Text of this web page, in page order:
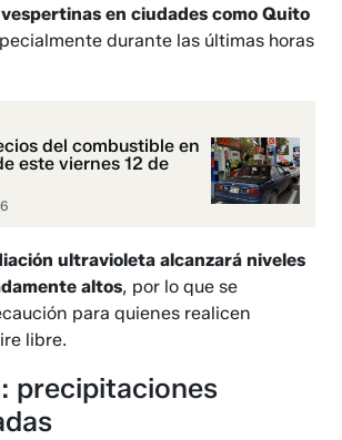
en ciudades como Quito
durante las últimas horas
del combustible en
este viernes 12 de
ultravioleta alcanzará niveles
altos, por lo que se
para quienes realicen
libre.
precipitaciones